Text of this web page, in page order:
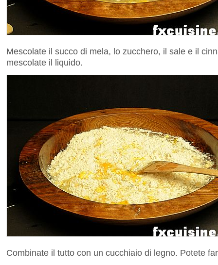
Mescolate il succo di mela, lo zucchero, il sale e il
mescolate il liquido.
Combinate il tutto con un cucchiaio di legno. Potete